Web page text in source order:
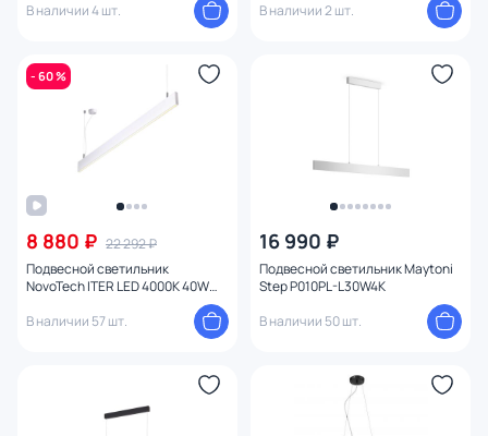
В наличии 4 шт.
В наличии 2 шт.
- 60 %
8 880 ₽ 22 292 ₽
Подвесной светильник
NovoTech ITER LED 4000K 40W
В наличии 57 шт.
16 990 ₽
Подвесной светильник Maytoni
Step P010PL-L30W4K
В наличии 50 шт.